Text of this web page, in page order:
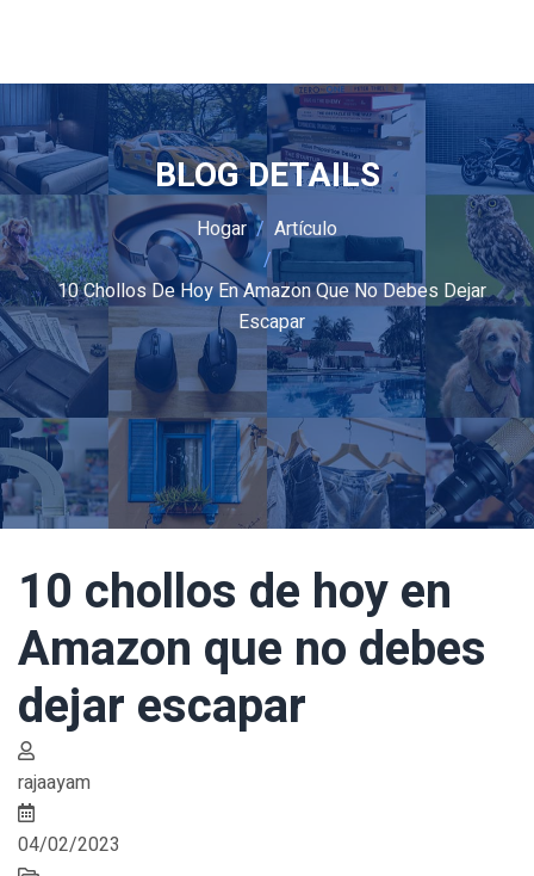
BLOG DETAILS
Hogar Artículo
10 Chollos De Hoy En Amazon Que No Debes Dejar
Escapar
10 chollos de hoy en
Amazon que no debes
dejar escapar
rajaayam
04/02/2023